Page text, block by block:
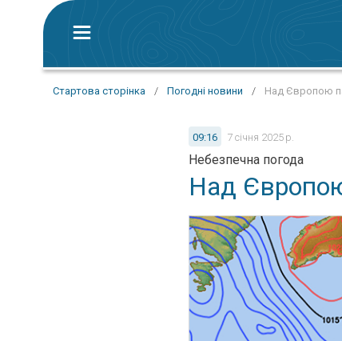
Стартова сторінка / Погодні новини / Над Європою
09:16 7 січня 2025 р.
Небезпечна погода
Над